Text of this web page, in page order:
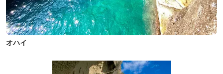
オハイ